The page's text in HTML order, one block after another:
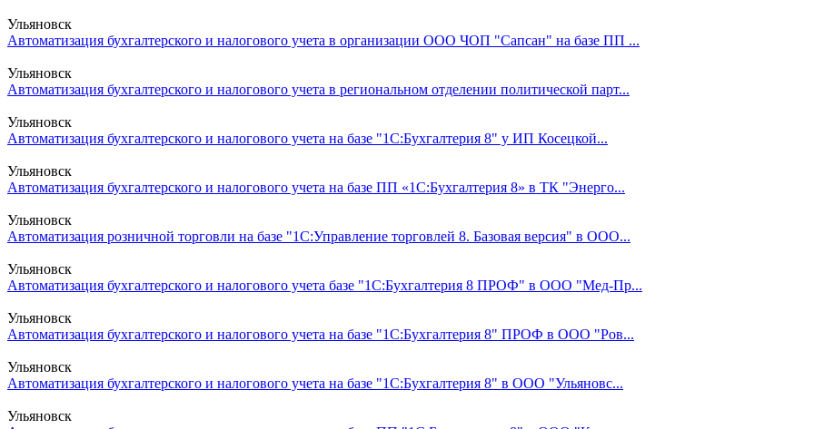
Ульяновск
Автоматизация бухгалтерского и налогового учета в организации ООО ЧОП "Сапсан" на базе ПП ...
Ульяновск
Автоматизация бухгалтерского и налогового учета в региональном отделении политической парт...
Ульяновск
Автоматизация бухгалтерского и налогового учета на базе "1С:Бухгалтерия 8" у ИП Косецкой...
Ульяновск
Автоматизация бухгалтерского и налогового учета на базе ПП «1С:Бухгалтерия 8» в ТК "Энерго...
Ульяновск
Автоматизация розничной торговли на базе "1С:Управление торговлей 8. Базовая версия" в ООО...
Ульяновск
Автоматизация бухгалтерского и налогового учета базе "1С:Бухгалтерия 8 ПРОФ" в ООО "Мед-Пр...
Ульяновск
Автоматизация бухгалтерского и налогового учета на базе "1С:Бухгалтерия 8" ПРОФ в ООО "Ров...
Ульяновск
Автоматизация бухгалтерского и налогового учета на базе "1С:Бухгалтерия 8" в ООО "Ульяновс...
Ульяновск